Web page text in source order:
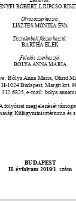
RÓBERT, LJUPCSO
Olvasószerkesztő:
LISZTES MÓNIKA ÉVA
Tiszteletbeli főszerkesztő:
BARTHA ELEK
Felelős szerkesztő:
BÓLYA ANNA MÁRIA
Bólya Anna Mária, Ohrid
H-1024 Budapest, Margit krt.
6825, e-mail:
folyóirat megjelenését
Külügyminisztériuma és
BUDAPEST
II. évfolyam 2019/1. szám